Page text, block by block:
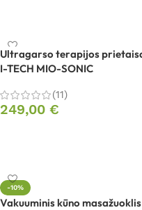
Ultragarso terapijos
I-TECH MIO-SONIC
(11)
249,00 €
-10%
Vakuuminis kūno masažuoklis